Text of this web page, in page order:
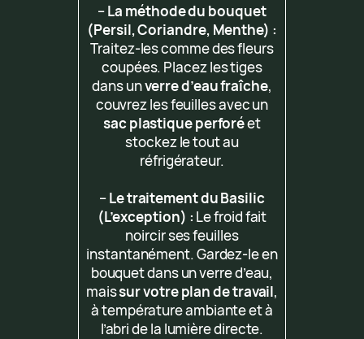
–La méthode du bouquet
(Persil, Coriandre, Menthe) :
Traitez-les comme des fleurs
coupées. Placez les tiges
dans unverre d’eau fraîche,
couvrez les feuilles avec un
sac plastique perforéet
stockez le tout au
réfrigérateur.
–Le traitement du Basilic
(L’exception) : Le froid fait
noircir ses feuilles
instantanément. Gardez-le en
bouquet dans un verre d’eau,
maissur votre plan de travail,
à température ambiante et à
l’abri de la lumière directe.